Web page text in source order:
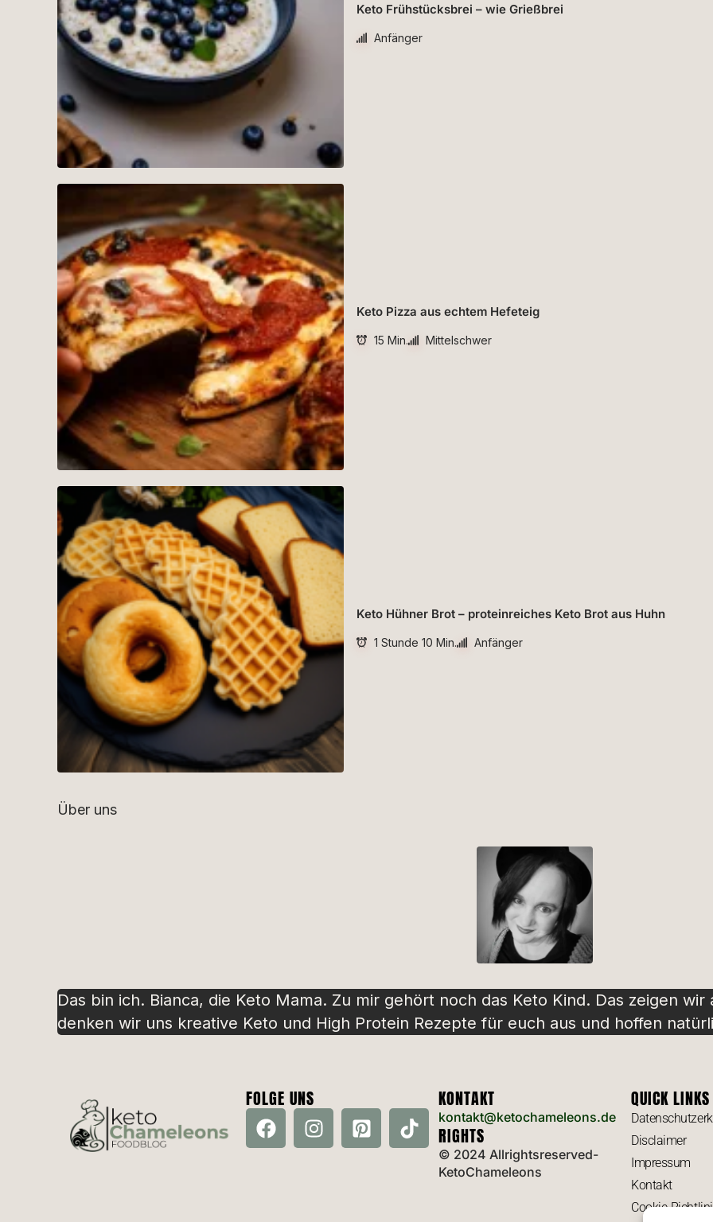
Keto Frühstücksbrei – wie Grießbrei
Anfänger
Keto Pizza aus echtem Hefeteig
15 Min. Mittelschwer
Keto Hühner Brot – proteinreiches Keto Brot aus Huhn
1 Stunde 10 Min. Anfänger
Über uns
Das bin ich. Bianca, die Keto Mama. Zu mir gehört noch das Keto Kind. Das zeigen
denken wir uns kreative Keto und High Protein Rezepte für euch aus und hoffen
FOLGE UNS KONTAKT
kontakt@ketochameleons.de
RIGHTS
© 2024 Allrightsreserved-
KetoChameleons
QUICK LINKS
Disclaimer
Impressum
Kontakt
Cookie-